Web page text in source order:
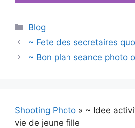
Catégories
Blog
~ Fete des secretaires
~ Bon plan seance photo
Shooting Photo » ~ Idee
vie de jeune fille